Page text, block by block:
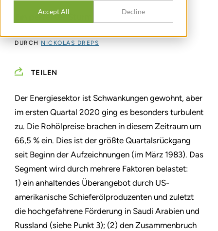
Accept All Decline
Ein perfekter Sturm
DURCH NICKOLAS DREPS
TEILEN
Der Energiesektor ist Schwankungen gewohnt, aber
im ersten Quartal 2020 ging es besonders turbulent
zu. Die Rohölpreise brachen in diesem Zeitraum um
66,5 % ein. Dies ist der größte Quartalsrückgang
seit Beginn der Aufzeichnungen (im März 1983). Das
Segment wird durch mehrere Faktoren belastet:
1) ein anhaltendes Überangebot durch US-
amerikanische Schieferölproduzenten und zuletzt
die hochgefahrene Förderung in Saudi Arabien und
Russland (siehe Punkt 3); (2) den Zusammenbruch